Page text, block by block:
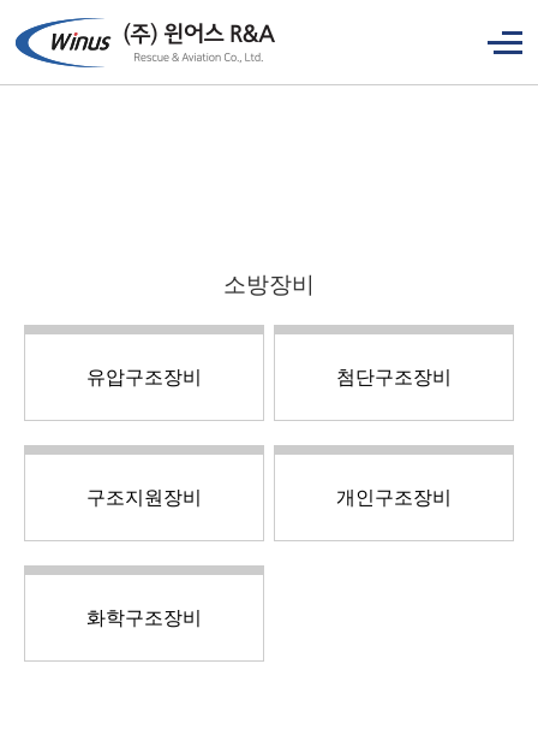
소방장비
유압구조장비 첨단구조장비
구조지원장비 개인구조장비
화학구조장비